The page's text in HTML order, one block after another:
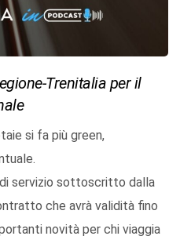
Trenitalia per il
si fa più green,
servizio sottoscritto dalla
che avrà validità fino
novità per chi viaggia